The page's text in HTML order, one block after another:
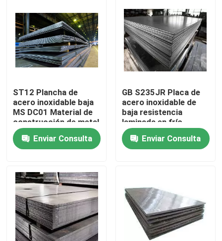
Los vídeos
Sobre nosotros
Control de calidad
Contacta con nosotros
Solicitar una cita
Chapa de acero inoxidable
tubo metálico de acero inoxidable
ST12 Plancha de
acero inoxidable baja
MS DC01 Material de
construcción de metal
de acero suave
Enviar Consulta
GB S235JR Placa de
acero inoxidable de
baja resistencia
laminada en frío
laminada en caliente
Q345Enviar Consulta